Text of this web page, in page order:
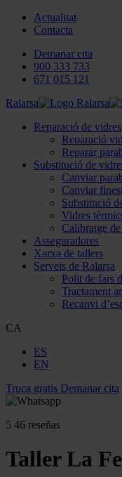
Actualitat
Contacta
Demanar cita
900 333 733
671 015 121
Ralarsa
Reparació de vidres
Reparació
Reparar
Substitució de
Canviar
Canviar
Substitució
Vidres
Calibratge
Asseguradores
Xarxa de tallers
Serveis de Ralarsa
Polit de fars
Tractament
Recanvi
CA
ES
EN
Truca gratis Demanar cita
5 46 reseñas
Taller La